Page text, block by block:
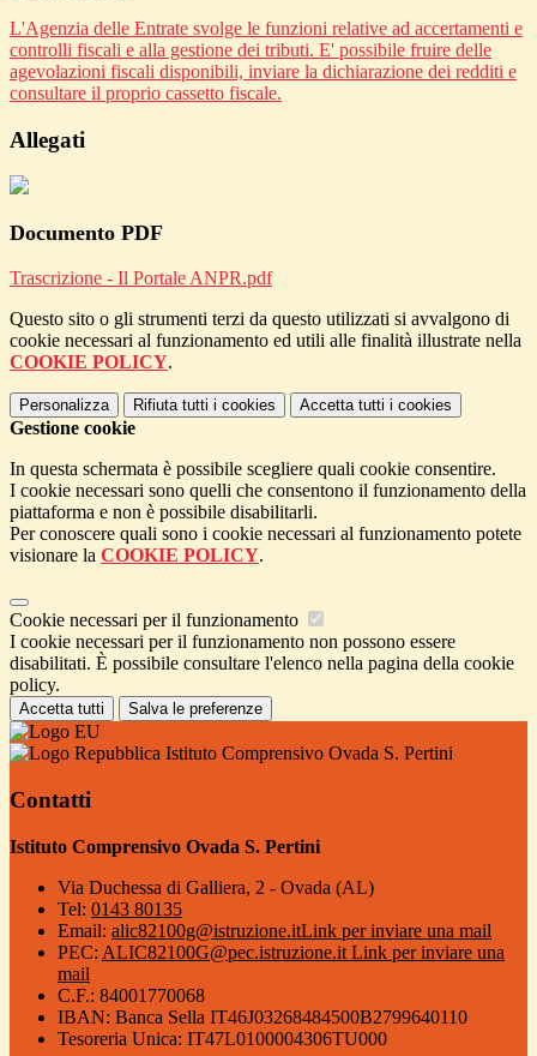
L'Agenzia delle Entrate svolge le funzioni relative ad accertamenti e
controlli fiscali e alla gestione dei tributi. E' possibile fruire delle
agevolazioni fiscali disponibili, inviare la dichiarazione dei redditi e
consultare il proprio cassetto fiscale.
Allegati
Documento PDF
Trascrizione - Il Portale ANPR.pdf
Questo sito o gli strumenti terzi da questo utilizzati si avvalgono di
cookie necessari al funzionamento ed utili alle finalità illustrate nella
COOKIE POLICY.
Personalizza Rifiuta tutti i cookies Accetta tutti i cookies
Gestione cookie
In questa schermata è possibile scegliere quali cookie consentire.
I cookie necessari sono quelli che consentono il funzionamento della
piattaforma e non è possibile disabilitarli.
Per conoscere quali sono i cookie necessari al funzionamento potete
visionare la COOKIE POLICY.
Cookie necessari per il funzionamento
I cookie necessari per il funzionamento non possono essere
disabilitati. È possibile consultare l'elenco nella pagina della cookie
policy.
Accetta tutti Salva le preferenze
Istituto Comprensivo Ovada S. Pertini
Contatti
Istituto Comprensivo Ovada S. Pertini
Via Duchessa di Galliera, 2 - Ovada (AL)
Tel: 0143 80135
Email: alic82100g@istruzione.itLink per inviare una mail
PEC: ALIC82100G@pec.istruzione.it Link per inviare una
mail
C.F.: 84001770068
IBAN: Banca Sella IT46J03268484500B2799640110
Tesoreria Unica: IT47L0100004306TU000